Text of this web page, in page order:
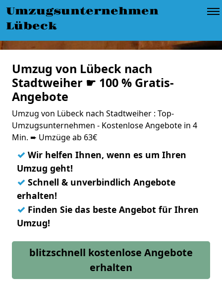
Umzugsunternehmen
Lübeck
Umzug von Lübeck nach
Stadtweiher ☛ 100 % Gratis-
Angebote
Umzug von Lübeck nach Stadtweiher : Top-
Umzugsunternehmen - Kostenlose Angebote in 4
Min. ➨ Umzüge ab 63€
✓ Wir helfen Ihnen, wenn es um Ihren
Umzug geht!
✓ Schnell & unverbindlich Angebote
erhalten!
✓ Finden Sie das beste Angebot für Ihren
Umzug!
blitzschnell kostenlose Angebote
erhalten